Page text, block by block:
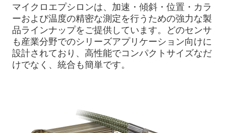
マイクロエプシロンは、加速・傾斜・位置・カラ
ーおよび温度の精密な測定を行うための強力な製
品ラインナップをご提供しています。どのセンサ
も産業分野でのシリーズアプリケーション向けに
設計されており、高性能でコンパクトサイズなだ
けでなく、統合も簡単です。